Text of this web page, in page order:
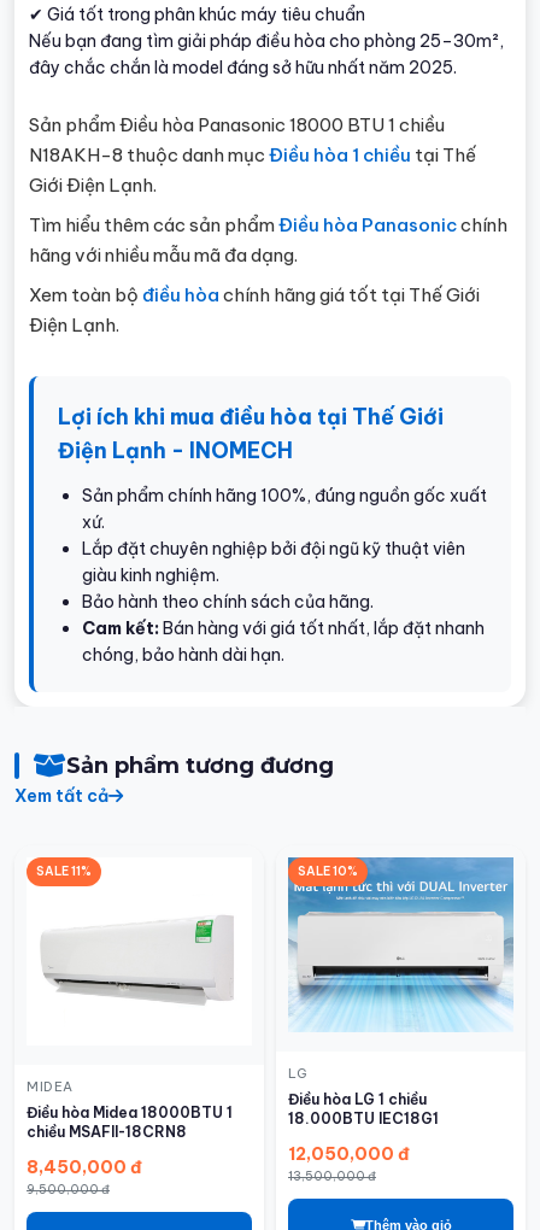
✔ Giá tốt trong phân khúc máy tiêu chuẩn
Nếu bạn đang tìm giải pháp điều hòa cho phòng 25–30m²,
đây chắc chắn là model đáng sở hữu nhất năm 2025.
Sản phẩm Điều hòa Panasonic 18000 BTU 1 chiều
N18AKH-8 thuộc danh mục Điều hòa 1 chiều tại Thế
Giới Điện Lạnh.
Tìm hiểu thêm các sản phẩmĐiều hòa Panasonicchính
hãng với nhiều mẫu mã đa dạng.
Xem toàn bộ điều hòa chính hãng giá tốt tại Thế Giới
Điện Lạnh.
Lợi ích khi mua điều hòa tại Thế Giới
Điện Lạnh - INOMECH
Sản phẩm chính hãng 100%, đúng nguồn gốc xuất
xứ.
Lắp đặt chuyên nghiệp bởi đội ngũ kỹ thuật viên
giàu kinh nghiệm.
Bảo hành theo chính sách của hãng.
Cam kết:Bán hàng với giá tốt nhất, lắp đặt nhanh
chóng, bảo hành dài hạn.
Sản phẩm tương đương
Xem tất cả
SALE 11%
MIDEA
Điều hòa Midea 18000BTU 1
chiều MSAFII-18CRN8
8,450,000 đ
9,500,000 đ
SALE 10%
LG
Điều hòa LG 1 chiều
18.000BTU IEC18G1
12,050,000 đ
13,500,000 đ
Thêm vào giỏ